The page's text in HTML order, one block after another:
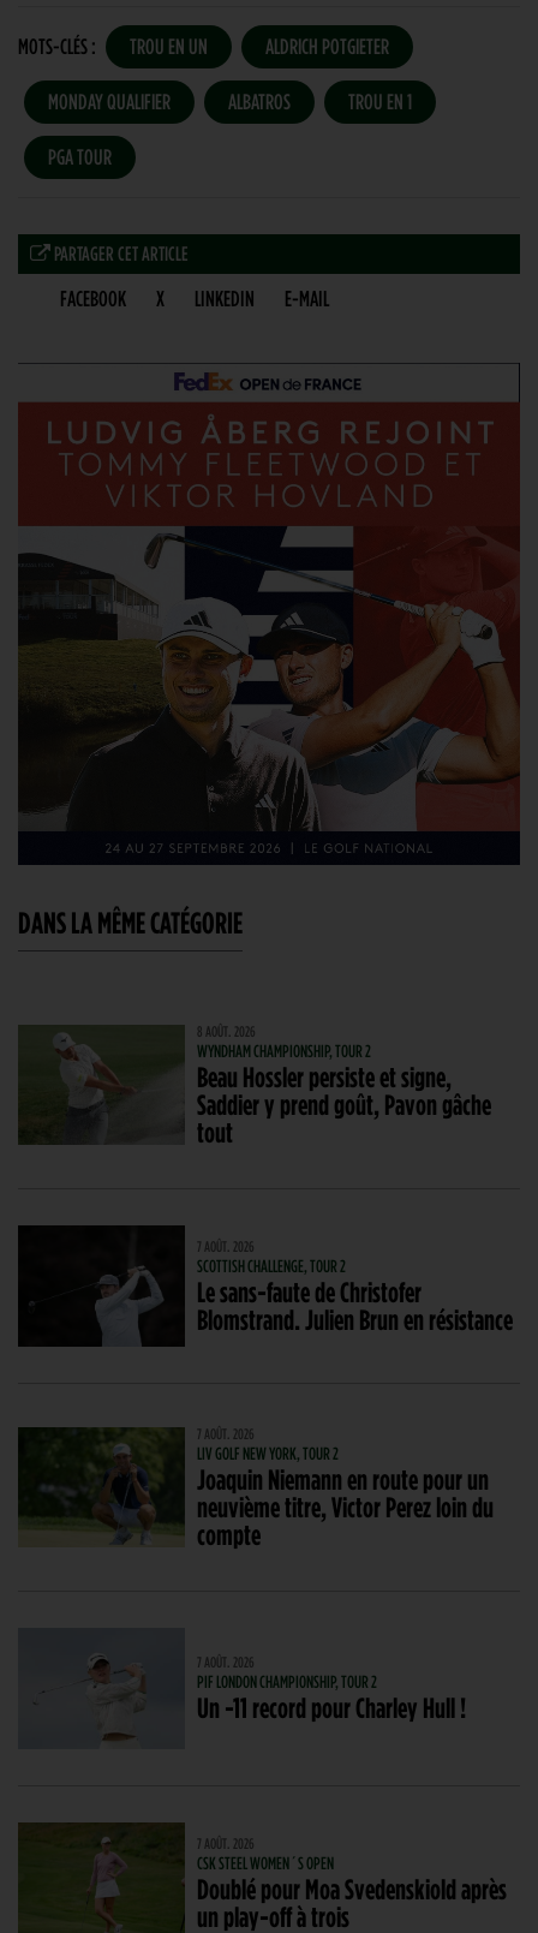
MOTS-CLÉS : TROU EN UN ALDRICH POTGIETER
MONDAY QUALIFIER ALBATROS TROU EN 1
PGA TOUR
PARTAGER CET ARTICLE
FACEBOOK X LINKEDIN E-MAIL
DANS LA MÊME CATÉGORIE
8 AOÛT. 2026
WYNDHAM CHAMPIONSHIP, TOUR 2
Beau Hossler persiste et signe,
Saddier y prend goût, Pavon gâche
tout
7 AOÛT. 2026
SCOTTISH CHALLENGE, TOUR 2
Le sans-faute de Christofer
Blomstrand. Julien Brun en résistance
7 AOÛT. 2026
LIV GOLF NEW YORK, TOUR 2
Joaquin Niemann en route pour un
neuvième titre, Victor Perez loin du
compte
7 AOÛT. 2026
PIF LONDON CHAMPIONSHIP, TOUR 2
Un -11 record pour Charley Hull !
7 AOÛT. 2026
CSK STEEL WOMEN´S OPEN
Doublé pour Moa Svedenskiold après
un play-off à trois